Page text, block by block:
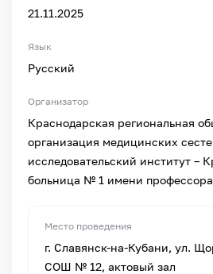
21.11.2025
Язык
Русский
Организатор
Краснодарская региональная
организация медицинских
исследовательский институт –
больница № 1 имени
Место проведения
г. Славянск-на-Кубани, ул.
СОШ № 12, актовый зал